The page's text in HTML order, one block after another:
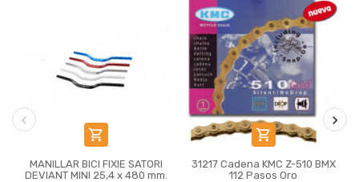

MANILLAR BICI FIXIE SATORI
DEVIANT MINI 25,4 x 480 mm.

31217 Cadena KMC Z-510 BMX
112 Pasos Oro